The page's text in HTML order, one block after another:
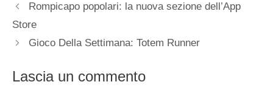
Rompicapo popolari: la nuova sezione dell’App
Store
Gioco Della Settimana: Totem Runner
Lascia un commento